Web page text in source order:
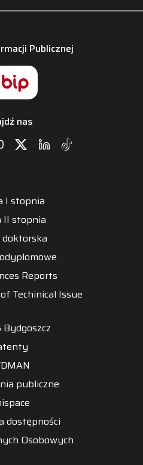
Publicznej
nas
I stopnia
II stopnia
doktorska
Reports
Techinical Issue
Bydgoszcz
publiczne
dostępności
Osobowych